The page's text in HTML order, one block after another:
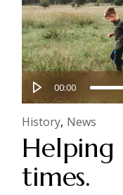
Audio
Player
00:00
History News
Helping
times.